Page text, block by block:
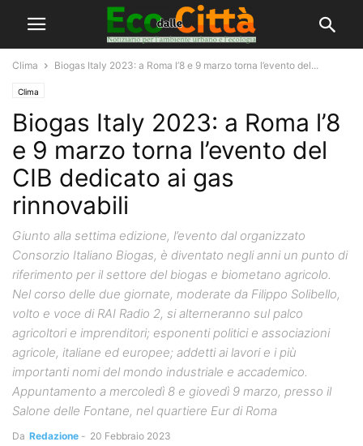
Clima Biogas Italy 2023: a Roma l’8 e 9 marzo torna l’evento del...
Clima
Biogas Italy 2023: a Roma l’8
e 9 marzo torna l’evento del
CIB dedicato ai gas
rinnovabili
Giunto alla settima edizione, l’evento dal organizzato
Consorzio Italiano Biogas, è diventato negli anni un punto di
riferimento per il settore del biogas e biometano agricolo.
Nel corso delle due giornate, moderate da Filippo Solibello,
volto e voce di RAI Radio 2, si alterneranno sul palco
agricoltori e imprenditori; esponenti politici e associazioni
agricole, italiane ed europee; addetti ai lavori e i più
importanti nomi del mondo industriale e accademico.
Appuntamento a mercoledì 8 e giovedì 9 marzo, presso il
Salone delle Fontane, nel quartiere Eur di Roma
Da Redazione - 20 Febbraio 2023